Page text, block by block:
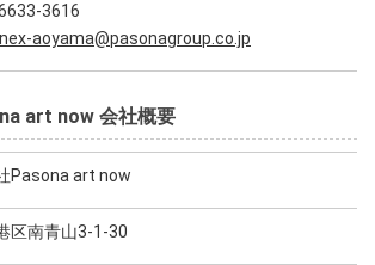
3616
aoyama@pasonagroup.co.jp
art now 会社概要
Pasona art now
区南青山3-1-30